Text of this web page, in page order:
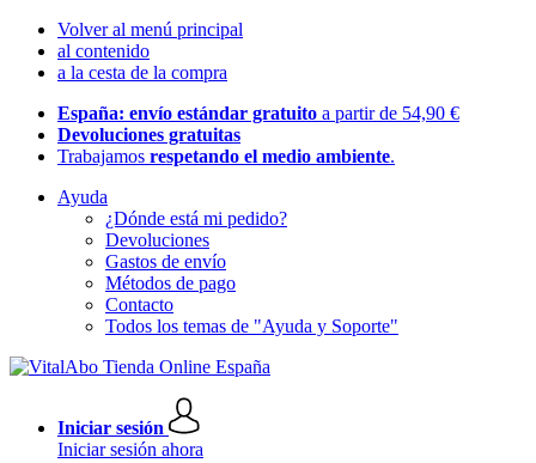
Volver al menú principal
al contenido
a la cesta de la compra
España: envío estándar gratuito a partir de 54,90 €
Devoluciones gratuitas
Trabajamos respetando el medio ambiente.
Ayuda
¿Dónde está mi pedido?
Devoluciones
Gastos de envío
Métodos de pago
Contacto
Todos los temas de "Ayuda y Soporte"
Iniciar sesión
Iniciar sesión ahora